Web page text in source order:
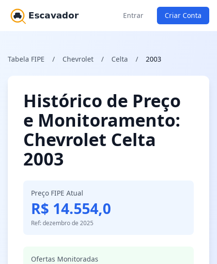
Entrar Criar Conta
Tabela FIPE / Chevrolet / Celta / 2003
Histórico de Preço
e Monitoramento:
Chevrolet Celta
2003
Preço FIPE Atual
R$ 14.554,0
Ref: dezembro de 2025
Ofertas Monitoradas